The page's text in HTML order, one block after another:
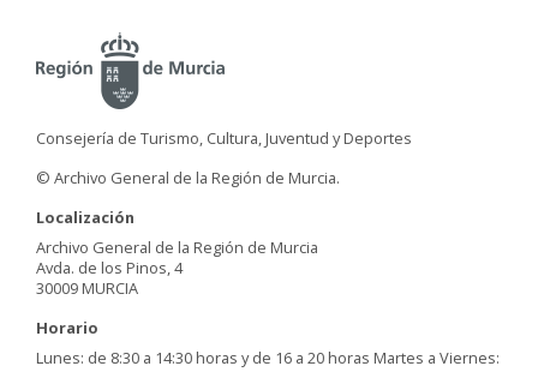
Consejería de Turismo, Cultura, Juventud y Deportes
© Archivo General de la Región de Murcia.
Localización
Archivo General de la Región de Murcia
Avda. de los Pinos, 4
30009 MURCIA
Horario
Lunes: de 8:30 a 14:30 horas y de 16 a 20 horas Martes a Viernes: